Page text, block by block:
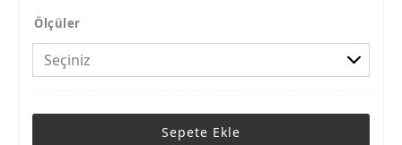
Ölçüler
Sepete Ekle